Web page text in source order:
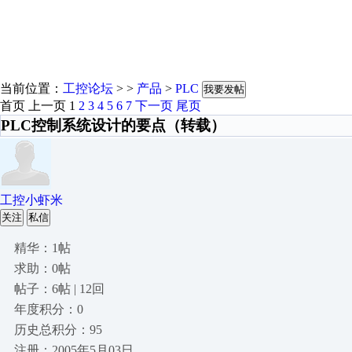
当前位置： 工控论坛 > > 产品 > PLC 我要发帖
首页 上一页 1 2 3 4 5 6 7 下一页 尾页
PLC控制系统设计的要点（转载）
工控小虾米
关注 私信
精华：1帖
求助：0帖
帖子：6帖 | 12回
年度积分：0
历史总积分：95